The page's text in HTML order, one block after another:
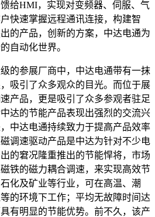
给HMI，实现对变频器、伺服、气
快速掌握远程通讯连接，构建智
的产品，创新的方案，中达电通为
自动化世界。
的参展厂商中，中达电通带有一抹
吸引了众多观众的目光。而位于展
产品，更是吸引了众多参观者驻足
达的节能产品表现出强烈的交流兴
中达电通持续致力于提高产品效率
调速驱动产品是中达为针对不少电
的窘况隆重推出的节能悍将，市场
铁的磁力耦合调速，来实现高效节
化及矿业等行业，可在高温、潮
的环境下工作；平均无故障时间达
有明显的节能优势。前不久，该产